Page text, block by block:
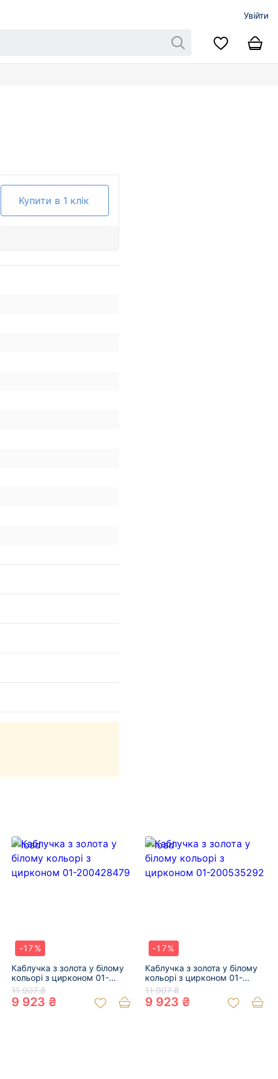
Увійти
Купити в 1 клік
-17%
Каблучка з золота у білому
кольорі з цирконом 01-
200428479
11 907 ₴
9 923 ₴
-17%
Каблучка з золота у білому
кольорі з цирконом 01-
200535292
11 907 ₴
9 923 ₴